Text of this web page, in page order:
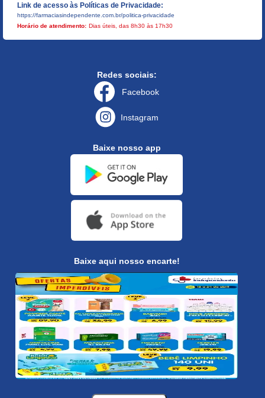
Link de acesso às Políticas de Privacidade:
https://farmaciasindependente.com.br/politica-privacidade
Horário de atendimento: Dias úteis, das 8h30 às 17h30
Redes sociais:
Facebook
Instagram
Baixe nosso app
Baixe aqui nosso encarte!